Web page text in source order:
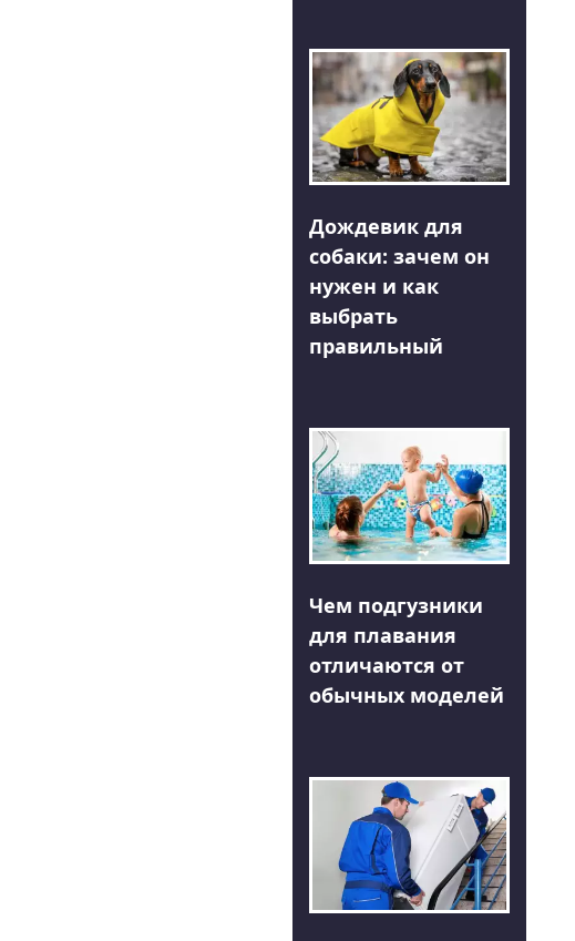
Дождевик для
собаки: зачем он
нужен и как
выбрать
правильный
Чем подгузники
для плавания
отличаются от
обычных моделей